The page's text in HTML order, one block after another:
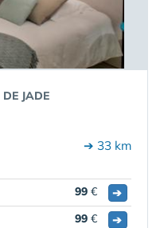
JADE
➔ 33 km
99 €
➔
99 € ➔